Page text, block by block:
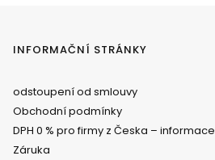
Menu v zápatí
INFORMAČNÍ STRÁNKY
odstoupení od smlouvy
Obchodní podmínky
DPH 0 % pro firmy z Česka – informace
Záruka